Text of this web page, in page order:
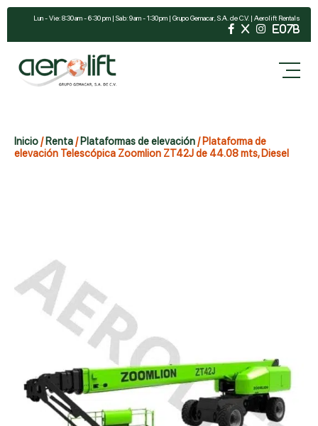
Lun - Vie: 8:30 am - 6:30 pm | Sab: 9 am - 1:30 pm | Grupo Gemacar, S.A. de C.V. | Aerolift Rentals
Inicio/Renta/ Plataformas de elevación/ Plataforma de
elevación Telescópica Zoomlion ZT42J de 44.08 mts, Diesel